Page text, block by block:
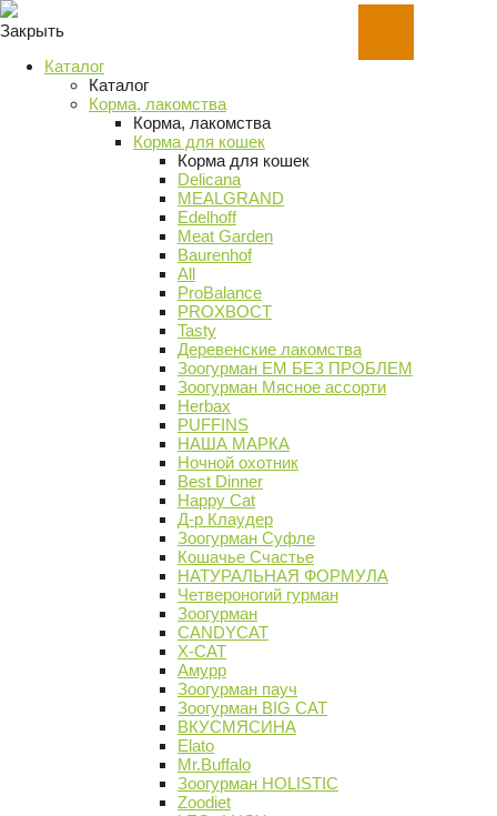
Закрыть
Каталог
Каталог
Корма, лакомства
Корма, лакомства
Корма для кошек
Корма для кошек
Delicana
MEALGRAND
Edelhoff
Meat Garden
Baurenhof
All
ProBalance
PROХВОСТ
Tasty
Деревенские лакомства
Зоогурман ЕМ БЕЗ ПРОБЛЕМ
Зоогурман Мясное ассорти
Herbax
PUFFINS
НАША МАРКА
Ночной охотник
Best Dinner
Happy Cat
Д-р Клаудер
Зоогурман Суфле
Кошачье Счастье
НАТУРАЛЬНАЯ ФОРМУЛА
Четвероногий гурман
Зоогурман
CANDYCAT
X-CAT
Амурр
Зоогурман пауч
Зоогурман BIG CAT
ВКУСМЯСИНА
Elato
Mr.Buffalo
Зоогурман HOLISTIC
Zoodiet